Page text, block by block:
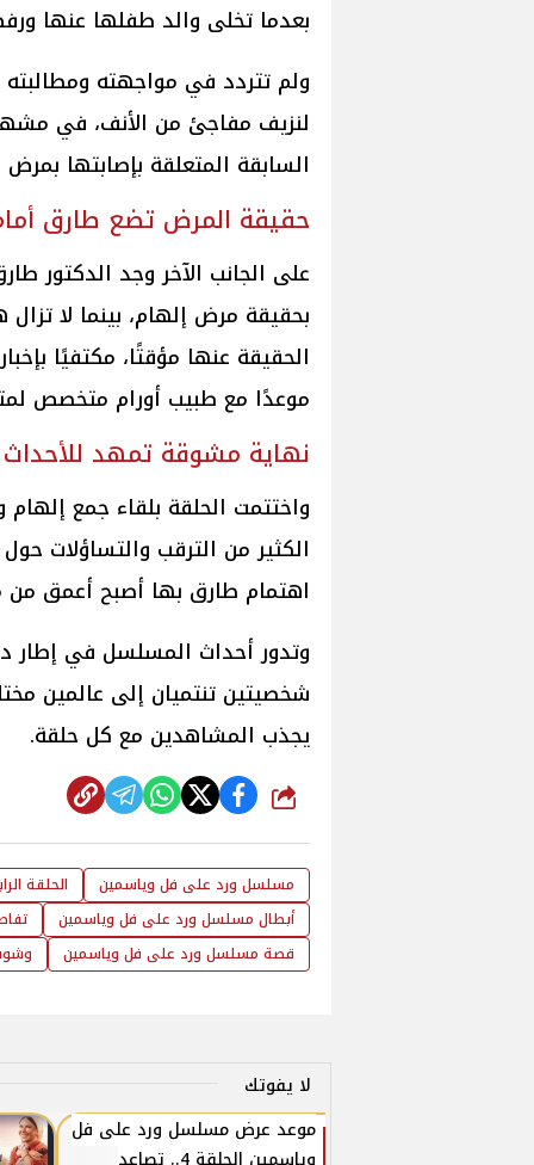
بعدما تخلى والد طفلها عنها
ولم تتردد في مواجهته
لنزيف مفاجئ من الأنف، في
السابقة المتعلقة بإصابتها بمرض
حقيقة المرض تضع طارق
على الجانب الآخر وجد الدكتور
بحقيقة مرض إلهام، بينما لا
الحقيقة عنها مؤقتًا، مكتفيًا
موعدًا مع طبيب أورام متخصص
نهاية مشوقة تمهد للأحداث
واختتمت الحلقة بلقاء جمع
الكثير من الترقب والتساؤلات
اهتمام طارق بها أصبح أعمق من
وتدور أحداث المسلسل في إطار
شخصيتين تنتميان إلى عالمين
يجذب المشاهدين مع كل حلقة.
شارك
مسلسل ورد على فل وياسمين
الحلقة
أبطال مسلسل ورد على فل وياسمين
قصة مسلسل ورد على فل وياسمين
لا يفوتك
موعد عرض مسلسل ورد على فل